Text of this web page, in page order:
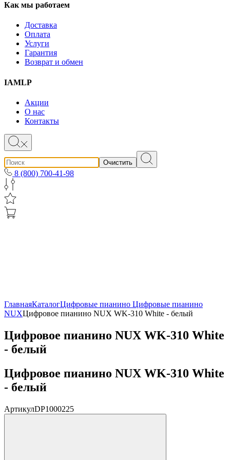
Как мы работаем
Доставка
Оплата
Услуги
Гарантия
Возврат и обмен
IAMLP
Акции
О нас
Контакты
Очистить
8 (800) 700-41-98
ГлавнаяКаталогЦифровые пианино Цифровые пианино
NUXЦифровое пианино NUX WK-310 White - белый
Цифровое пианино NUX WK-310 White
- белый
Цифровое пианино NUX WK-310 White
- белый
АртикулDP1000225